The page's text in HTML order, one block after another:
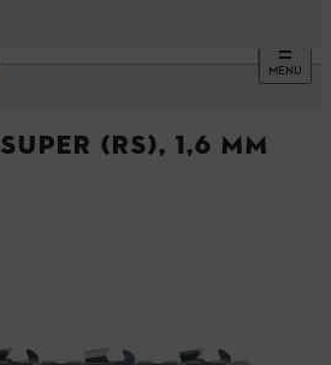
MENU
(RS), 1,6 mm